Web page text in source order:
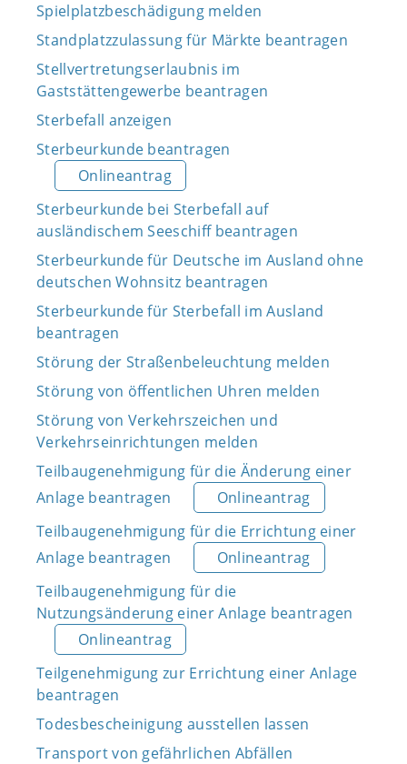
Spielplatzbeschädigung melden
Standplatzzulassung für Märkte beantragen
Stellvertretungserlaubnis im
Gaststättengewerbe beantragen
Sterbefall anzeigen
Sterbeurkunde beantragen
Onlineantrag
Sterbeurkunde bei Sterbefall auf
ausländischem Seeschiff beantragen
Sterbeurkunde für Deutsche im Ausland ohne
deutschen Wohnsitz beantragen
Sterbeurkunde für Sterbefall im Ausland
beantragen
Störung der Straßenbeleuchtung melden
Störung von öffentlichen Uhren melden
Störung von Verkehrszeichen und
Verkehrseinrichtungen melden
Teilbaugenehmigung für die Änderung einer
Anlage beantragen
Onlineantrag
Teilbaugenehmigung für die Errichtung einer
Anlage beantragen
Onlineantrag
Teilbaugenehmigung für die
Nutzungsänderung einer Anlage beantragen
Onlineantrag
Teilgenehmigung zur Errichtung einer Anlage
beantragen
Todesbescheinigung ausstellen lassen
Transport von gefährlichen Abfällen